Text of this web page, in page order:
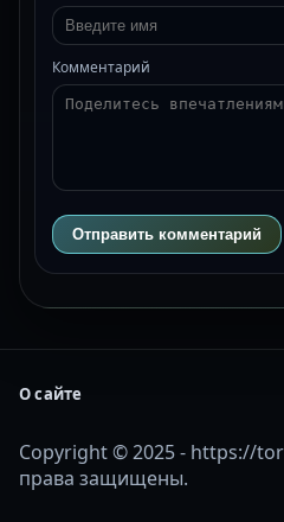
Комментарий
Отправить комментарий
О сайте
Copyright © 2025 - https://
права защищены.